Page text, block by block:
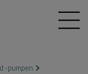
-pumpen